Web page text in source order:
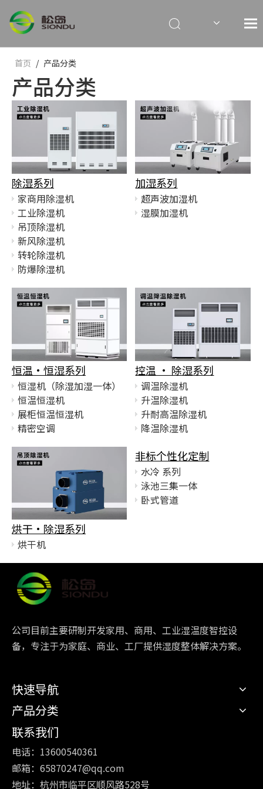
首页 / 产品分类
产品分类
除湿系列
家商用除湿机
工业除湿机
吊顶除湿机
新风除湿机
转轮除湿机
防爆除湿机
加湿系列
超声波加湿机
湿膜加湿机
恒温·恒湿系列
恒湿机（除湿加湿一体）
恒温恒湿机
展柜恒温恒湿机
精密空调
控温 · 除湿系列
调温除湿机
升温除湿机
升耐高温除湿机
降温除湿机
烘干·除湿系列
烘干机
非标个性化定制
水冷 系列
泳池三集一体
卧式管道
公司目前主要研制开发家用、商用、工业湿温度智控设
备，专注于为家庭、商业、工厂提供湿度整体解决方案。
快速导航
产品分类
联系我们
电话：13600540361
邮箱： 65870247@qq.com
地址：杭州市临平区顺风路528号